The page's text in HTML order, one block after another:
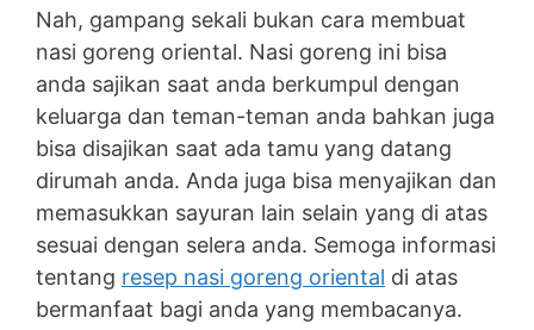
Nah, gampang sekali bukan cara membuat
nasi goreng oriental. Nasi goreng ini bisa
anda sajikan saat anda berkumpul dengan
keluarga dan teman-teman anda bahkan juga
bisa disajikan saat ada tamu yang datang
dirumah anda. Anda juga bisa menyajikan dan
memasukkan sayuran lain selain yang di atas
sesuai dengan selera anda. Semoga informasi
tentang resep nasi goreng oriental di atas
bermanfaat bagi anda yang membacanya.